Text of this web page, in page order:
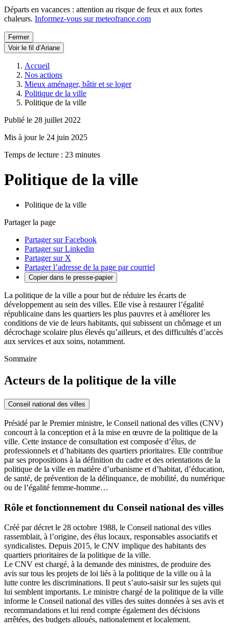
Départs en vacances : attention au risque de feux et aux fortes
chaleurs. Informez-vous sur meteofrance.com
Fermer
Voir le fil d’Ariane
Accueil
Nos actions
Mieux aménager, bâtir et se loger
Politique de la ville
Politique de la ville
Publié le 28 juillet 2022
Mis à jour le 24 juin 2025
Temps de lecture : 23 minutes
Politique de la ville
Politique de la ville
Partager la page
Partager sur Facebook
Partager sur Linkedin
Partager sur X
Partager l’adresse de la page par courriel
Copier dans le presse-papier
La politique de la ville a pour but de réduire les écarts de
développement au sein des villes. Elle vise à restaurer l’égalité
républicaine dans les quartiers les plus pauvres et à améliorer les
conditions de vie de leurs habitants, qui subissent un chômage et un
décrochage scolaire plus élevés qu’ailleurs, et des difficultés d’accès
aux services et aux soins, notamment.
Sommaire
Acteurs de la politique de la ville
Conseil national des villes
Présidé par le Premier ministre, le Conseil national des villes (CNV)
concourt à la conception et à la mise en œuvre de la politique de la
ville. Cette instance de consultation est composée d’élus, de
professionnels et d’habitants des quartiers prioritaires. Elle contribue
par ses propositions à la définition du cadre et des orientations de la
politique de la ville en matière d’urbanisme et d’habitat, d’éducation,
de santé, de prévention de la délinquance, de mobilité, du numérique
ou de l’égalité femme-homme…
Rôle et fonctionnement du Conseil national des villes
Créé par décret le 28 octobre 1988, le Conseil national des villes
rassemblait, à l’origine, des élus locaux, responsables associatifs et
syndicalistes. Depuis 2015, le CNV implique des habitants des
quartiers prioritaires de la politique de la ville.
Le CNV est chargé, à la demande des ministres, de produire des
avis sur tous les projets de loi liés à la politique de la ville ou à la
lutte contre les discriminations. Il peut s’auto-saisir sur les sujets qui
lui semblent importants. Le ministre chargé de la politique de la ville
informe le Conseil national des villes des suites données à ses avis et
recommandations et lui rend compte également des décisions
arrêtées, des budgets alloués, nationalement et localement.